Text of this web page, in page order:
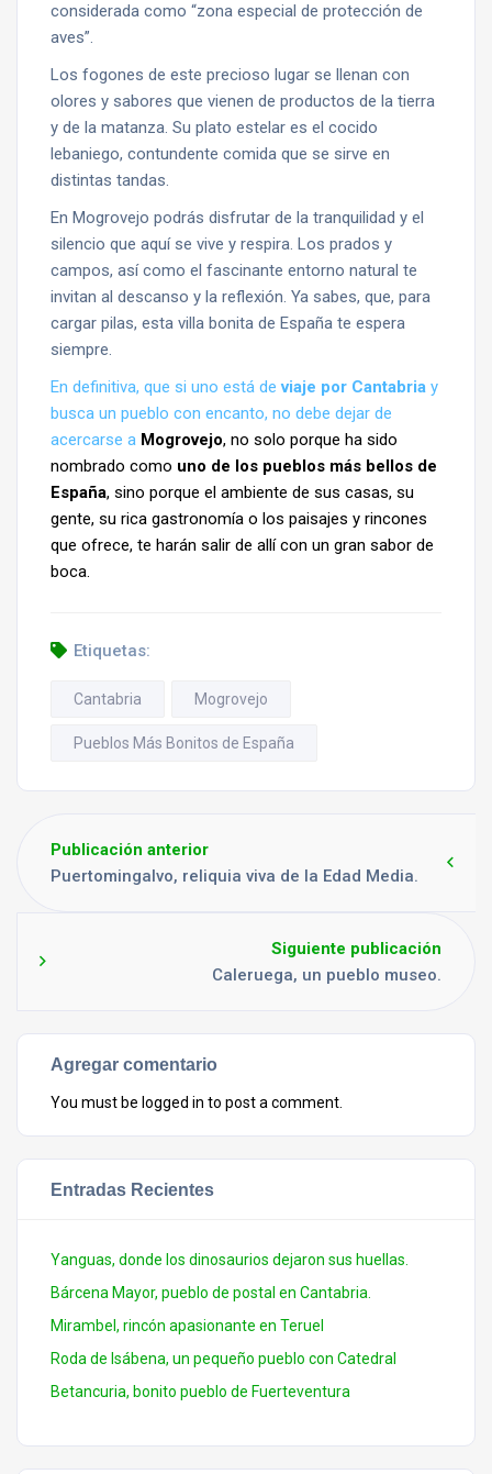
considerada como “zona especial de protección de
aves”.
Los fogones de este precioso lugar se llenan con
olores y sabores que vienen de productos de la tierra
y de la matanza. Su plato estelar es el cocido
lebaniego, contundente comida que se sirve en
distintas tandas.
En Mogrovejo podrás disfrutar de la tranquilidad y el
silencio que aquí se vive y respira. Los prados y
campos, así como el fascinante entorno natural te
invitan al descanso y la reflexión. Ya sabes, que, para
cargar pilas, esta villa bonita de España te espera
siempre.
En definitiva, que si uno está deviaje por Cantabria y
busca un pueblo con encanto, no debe dejar de
acercarse a Mogrovejo, no solo porque ha sido
nombrado como uno de los pueblos más bellos de
España, sino porque el ambiente de sus casas, su
gente, su rica gastronomía o los paisajes y rincones
que ofrece, te harán salir de allí con un gran sabor de
boca.
Etiquetas:
Cantabria Mogrovejo
Pueblos Más Bonitos de España
Publicación anterior
Puertomingalvo, reliquia viva de la Edad Media.
Siguiente publicación
Caleruega, un pueblo museo.
Agregar comentario
You must be logged in to post a comment.
Entradas Recientes
Yanguas, donde los dinosaurios dejaron sus huellas.
Bárcena Mayor, pueblo de postal en Cantabria.
Mirambel, rincón apasionante en Teruel
Roda de Isábena, un pequeño pueblo con Catedral
Betancuria, bonito pueblo de Fuerteventura